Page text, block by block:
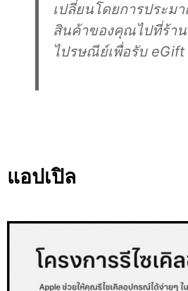
เปลี่ยนโดยการประ
สินค้าของคุณไปที่ร้าน
ไปรษณีย์เพื่อรับ eGift
แอปเปิล